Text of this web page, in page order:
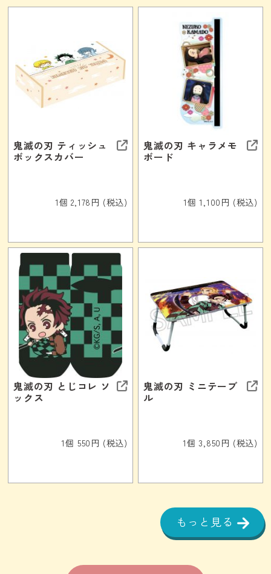
鬼滅の刃 ティッシュ
ボックスカバー
1個 2,178円 (税込)
鬼滅の刃 キャラメモ
ボード
1個 1,100円 (税込)
鬼滅の刃 とじコレ ソ
ックス
1個 550円 (税込)
鬼滅の刃 ミニテーブ
ル
1個 3,850円 (税込)
もっと見る